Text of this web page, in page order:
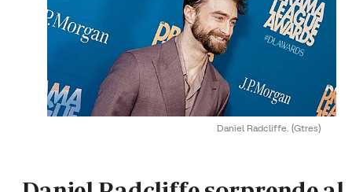
Daniel Radcliffe. (Gtres)